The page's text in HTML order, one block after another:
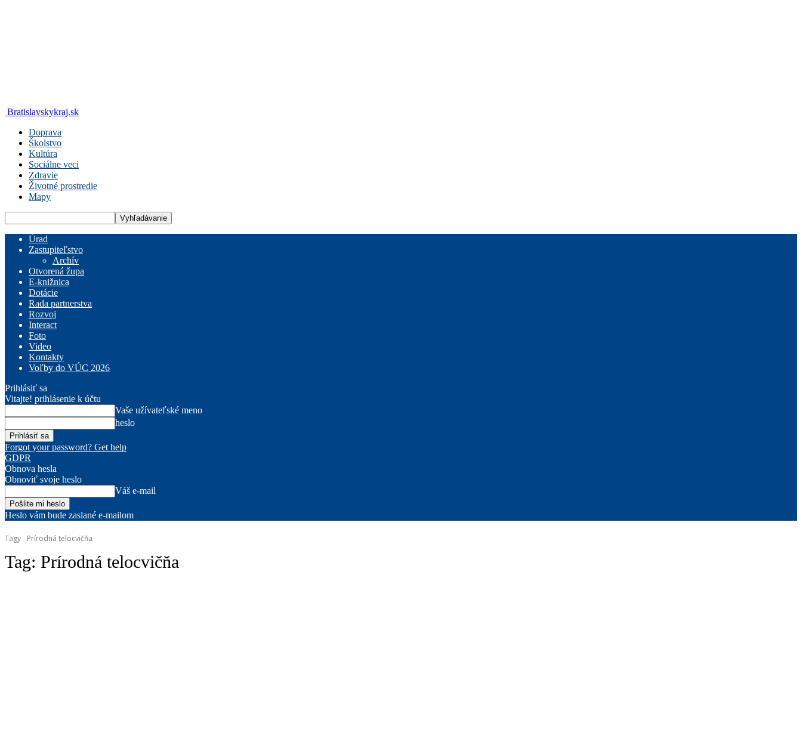
Bratislavskykraj.sk
Doprava
Školstvo
Kultúra
Sociálne veci
Zdravie
Životné prostredie
Mapy
Úrad
Zastupiteľstvo
Archív
Otvorená župa
E-knižnica
Dotácie
Rada partnerstva
Rozvoj
Interact
Foto
Video
Kontakty
Voľby do VÚC 2026
Prihlásiť sa
Vitajte! prihlásenie k účtu
Vaše užívateľské meno
heslo
Forgot your password? Get help
GDPR
Obnova hesla
Obnoviť svoje heslo
Váš e-mail
Heslo vám bude zaslané e-mailom
Tagy Prírodná telocvičňa
Tag: Prírodná telocvičňa